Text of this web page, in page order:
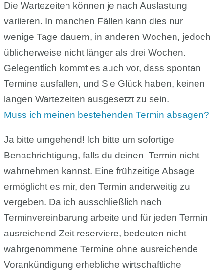
Die Wartezeiten können je nach Auslastung
variieren. In manchen Fällen kann dies nur
wenige Tage dauern, in anderen Wochen, jedoch
üblicherweise nicht länger als drei Wochen.
Gelegentlich kommt es auch vor, dass spontan
Termine ausfallen, und Sie Glück haben, keinen
langen Wartezeiten ausgesetzt zu sein.
Muss ich meinen bestehenden Termin absagen?
Ja bitte umgehend! Ich bitte um sofortige
Benachrichtigung, falls du deinen Termin nicht
wahrnehmen kannst. Eine frühzeitige Absage
ermöglicht es mir, den Termin anderweitig zu
vergeben. Da ich ausschließlich nach
Terminvereinbarung arbeite und für jeden Termin
ausreichend Zeit reserviere, bedeuten nicht
wahrgenommene Termine ohne ausreichende
Vorankündigung erhebliche wirtschaftliche